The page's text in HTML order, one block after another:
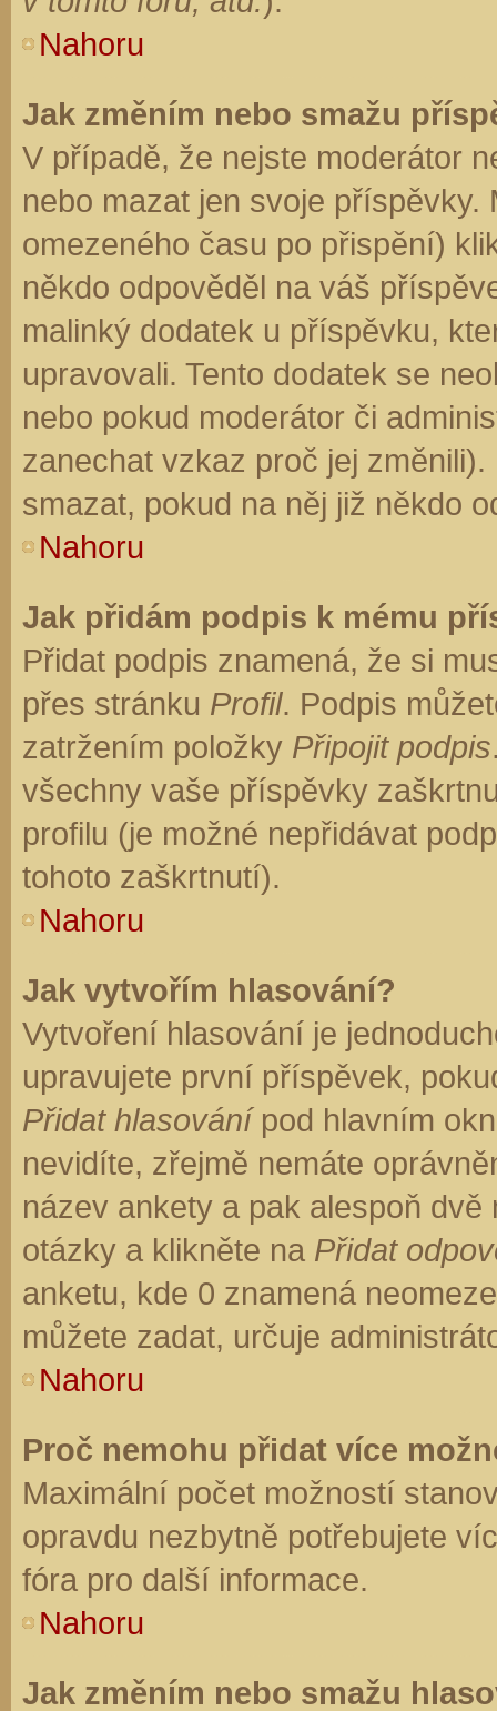
Nahoru
Jak změním nebo smažu
V případě, že nejste moderátor
nebo mazat jen svoje
omezeného času po přispění)
někdo odpověděl na váš
malinký dodatek u příspěvku,
upravovali. Tento dodatek se
nebo pokud moderátor či
zanechat vzkaz proč jej
smazat, pokud na něj již někdo
Nahoru
Jak přidám podpis k mému
Přidat podpis znamená, že si
přes stránku Profil. Podpis
zatržením položky Připojit podpis
všechny vaše příspěvky
profilu (je možné nepřidávat
tohoto zaškrtnutí).
Nahoru
Jak vytvořím hlasování?
Vytvoření hlasování je
upravujete první příspěvek,
Přidat hlasovánípod hlavním
nevidíte, zřejmě nemáte
název ankety a pak alespoň
otázky a klikněte na Přidat
anketu, kde 0 znamená
můžete zadat, určuje
Nahoru
Proč nemohu přidat více
Maximální počet možností
opravdu nezbytně potřebujete
fóra pro další informace.
Nahoru
Jak změním nebo smažu